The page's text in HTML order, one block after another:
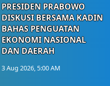
PRESIDEN PRABOWO
DISKUSI BERSAMA KADIN
BAHAS PENGUATAN
EKONOMI NASIONAL
DAN DAERAH
3 Aug 2026, 5:00 AM